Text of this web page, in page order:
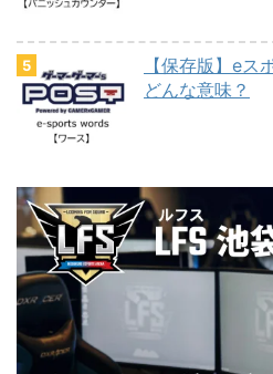
【保存版】eス
どんな意味？